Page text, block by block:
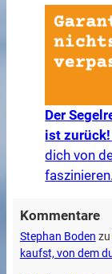
Der
ist zurück!
dich von
faszinieren.
Kommentare
Stephan Boden zu
kaufst, von dem